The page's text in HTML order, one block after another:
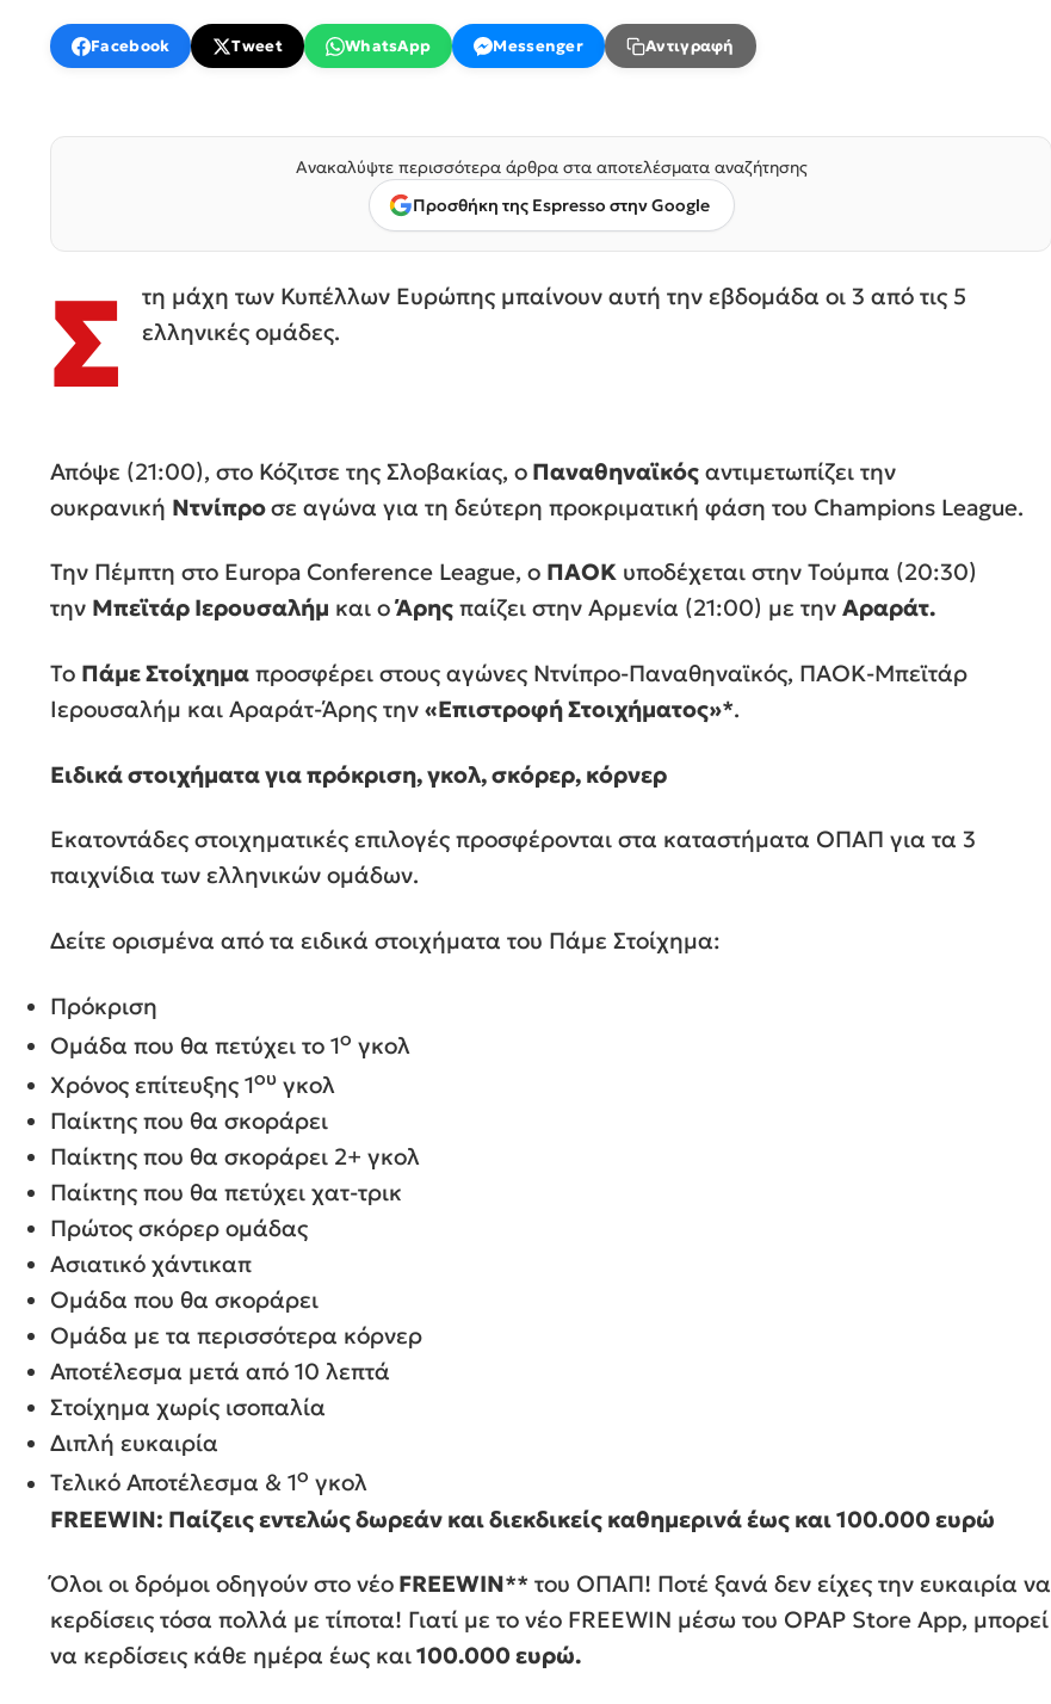
Facebook Tweet WhatsApp Messenger Αντιγραφή
Ανακαλύψτε περισσότερα άρθρα στα αποτελέσματα αναζήτησης
Προσθήκη της Espresso στην Google
Σ
τη μάχη των Κυπέλλων Ευρώπης μπαίνουν αυτή την εβδομάδα οι 3 από τις 5
ελληνικές ομάδες.
Απόψε (21:00), στο Κόζιτσε της Σλοβακίας, ο Παναθηναϊκός αντιμετωπίζει την
ουκρανική Ντνίπροσε αγώνα για τη δεύτερη προκριματική φάση του Champions League.
Την Πέμπτη στο Europa Conference League, o ΠΑΟΚ υποδέχεται στην Τούμπα (20:30)
την Μπεϊτάρ Ιερουσαλήμ και οΆρης παίζει στην Αρμενία (21:00) με την Αραράτ.
Το Πάμε Στοίχημα προσφέρει στους αγώνες Ντνίπρο-Παναθηναϊκός, ΠΑΟΚ-Μπεϊτάρ
Ιερουσαλήμ και Αραράτ-Άρης την «Eπιστροφή Στοιχήματος»*.
Ειδικά στοιχήματα για πρόκριση, γκολ, σκόρερ, κόρνερ
Εκατοντάδες στοιχηματικές επιλογές προσφέρονται στα καταστήματα ΟΠΑΠ για τα 3
παιχνίδια των ελληνικών ομάδων.
Δείτε ορισμένα από τα ειδικά στοιχήματα του Πάμε Στοίχημα:
Πρόκριση
Ομάδα που θα πετύχει το 1ο γκολ
Χρόνος επίτευξης 1ου γκολ
Παίκτης που θα σκοράρει
Παίκτης που θα σκοράρει 2+ γκολ
Παίκτης που θα πετύχει χατ-τρικ
Πρώτος σκόρερ ομάδας
Ασιατικό χάντικαπ
Ομάδα που θα σκοράρει
Ομάδα με τα περισσότερα κόρνερ
Αποτέλεσμα μετά από 10 λεπτά
Στοίχημα χωρίς ισοπαλία
Διπλή ευκαιρία
Τελικό Αποτέλεσμα & 1ο γκολ
FREEWIN: Παίζεις εντελώς δωρεάν και διεκδικείς καθημερινά έως και 100.000 ευρώ
Όλοι οι δρόμοι οδηγούν στο νέο FREEWIN** του ΟΠΑΠ! Ποτέ ξανά δεν είχες την ευκαιρία να
κερδίσεις τόσα πολλά με τίποτα! Γιατί με το νέο FREEWIN μέσω του OPAP Store App, μπορεί
να κερδίσεις κάθε ημέρα έως και100.000 ευρώ.